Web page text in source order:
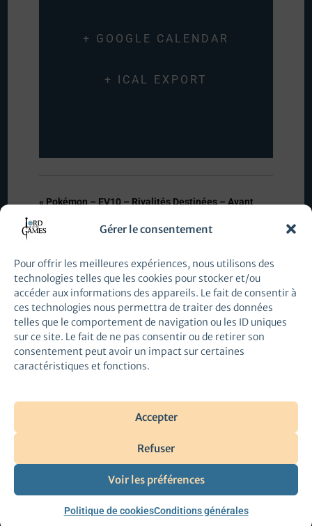
Gérer le consentement
Pour offrir les meilleures expériences, nous utilisons des
technologies telles que les cookies pour stocker et/ou
accéder aux informations des appareils. Le fait de consentir à
ces technologies nous permettra de traiter des données
telles que le comportement de navigation ou les ID uniques
sur ce site. Le fait de ne pas consentir ou de retirer son
consentement peut avoir un impact sur certaines
caractéristiques et fonctions.
Accepter
Refuser
Voir les préférences
Politique de cookiesConditions générales
+ GOOGLE CALENDAR
+ ICAL EXPORT
«Pokémon – EV10 – Rivalités Destinées – Avant
Première
Star Wars Unlimited – Tournoi Scellé
Conditions Générales
Copyright © 2026 Lord of the Games